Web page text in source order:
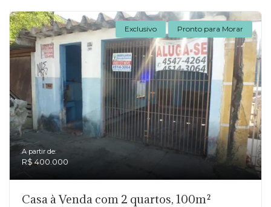
Exclusivo Pronto para Morar
A partir de:
R$ 400.000
Casa à Venda com 2 quartos, 100m²